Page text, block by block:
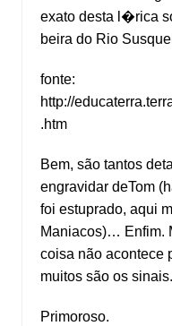
exato desta l�rica
beira do Rio
fonte:
http://
.htm
Bem, são tantos
engravidar deTom
foi estuprado, aqui
Maniacos)… Enfim.
coisa não acontece
muitos são os sinais.
Primoroso.